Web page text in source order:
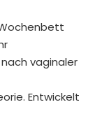
vaginaler
Entwickelt